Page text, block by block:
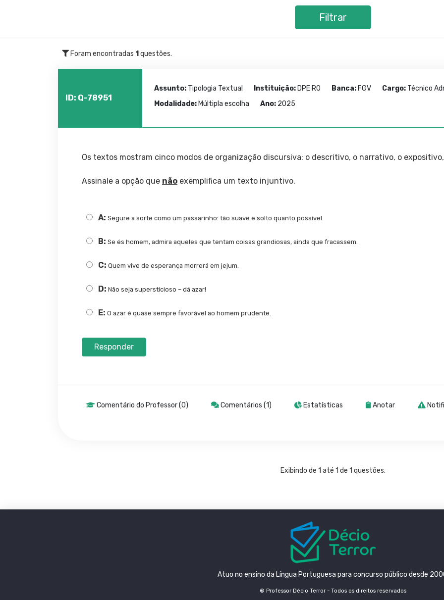
Filtrar
Foram encontradas 1 questões.
ID: Q-78951
Assunto: Tipologia Textual Instituição: DPE RO Banca: FGV Cargo: Técnico
Modalidade: Múltipla escolha Ano: 2025
Os textos mostram cinco modos de organização discursiva: o descritivo, o narrativo, o
Assinale a opção que não exemplifica um texto injuntivo.
A: Segure a sorte como um passarinho: tão suave e solto quanto possível.
B: Se és homem, admira aqueles que tentam coisas grandiosas, ainda que fracassem.
C: Quem vive de esperança morrerá em jejum.
D: Não seja supersticioso – dá azar!
E: O azar é quase sempre favorável ao homem prudente.
Responder
Comentário do Professor (0) Comentários (1) Estatísticas Anotar
Exibindo de 1 até 1 de 1 questões.
Atuo no ensino da Língua Portuguesa para concurso público desde
® Professor Décio Terror - Todos os direitos reservados